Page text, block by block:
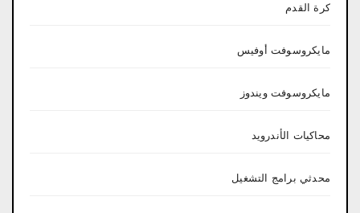
كرة القدم
مايكروسوفت أوفيس
مايكروسوفت ويندوز
محاكيات الأندرويد
محدثي برامج التشغيل